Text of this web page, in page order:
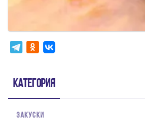
Категория
ЗАКУСКИ